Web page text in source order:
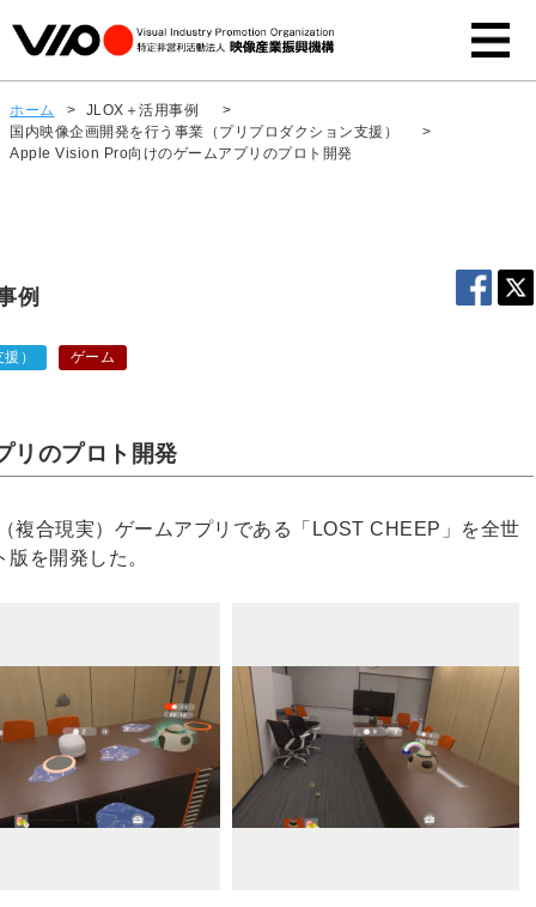
ホーム > JLOX＋活用事例
>
国内映像企画開発を行う事業（プリプロダクション支援）
>
Apple Vision Pro向けのゲームアプリのプロト開発
例
） ゲーム
のプロト開発
複合現実）ゲームアプリである「LOST CHEEP」を全世
を開発した。